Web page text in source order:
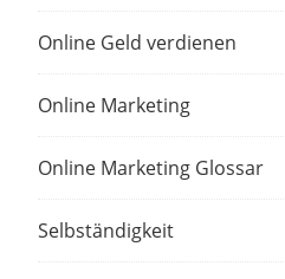
Online Geld verdienen
Online Marketing
Online Marketing Glossar
Selbständigkeit